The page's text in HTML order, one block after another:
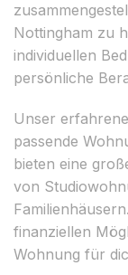
Nottingham zu
individuellen
persönliche
Unser
passende
bieten eine
von
finanziellen
Wohnung für